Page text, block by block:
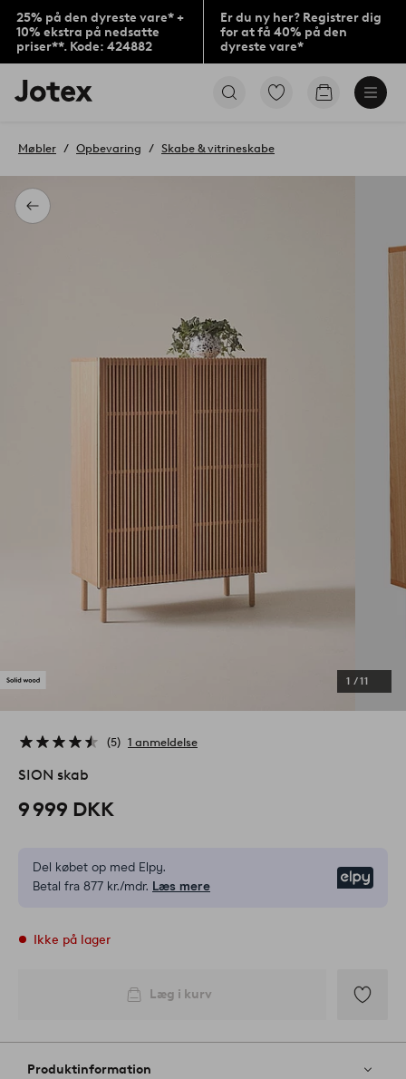
25% på den dyreste vare* +
10% ekstra på nedsatte
priser**. Kode: 424882
Er du ny her? Registrer dig
for at få 40% på den
dyreste vare*
Jotex
logo
til
Gå
Gå
Tilbage
Møbler Opbevaring Skabe & vitrineskabe
1 /11
5 1 anmeldelse
SION skab
9 999 DKK
Del købet op med Elpy.
Betal fra 877 kr./mdr. Læs mere
Ikke på lager
Læg i kurv
til
Produktinformation